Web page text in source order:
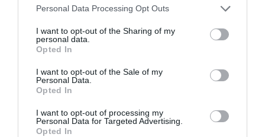
Please note that this website/app uses one or more Google
not limited to your visit or usage behaviour. You may click to
grant or deny consent to Google and its third-party tags to
use your data for below specified purposes in below Google
consent section.
Personal Data Processing Opt Outs
I want to opt-out of the Sharing of my
personal data.
Opted In
I want to opt-out of the Sale of my
Personal Data.
Opted In
I want to opt-out of processing my
Personal Data for Targeted Advertising.
Opted In
PRONEWS.GR /ΕΣΩΤΕΡΙΚΗ ΑΣΦΑΛΕΙΑ
Αναστάτωση κοντά στο ΑΧΕΠΑ:
«Καταδρομική» κρανοφόρων μετά την
(βίντεο)